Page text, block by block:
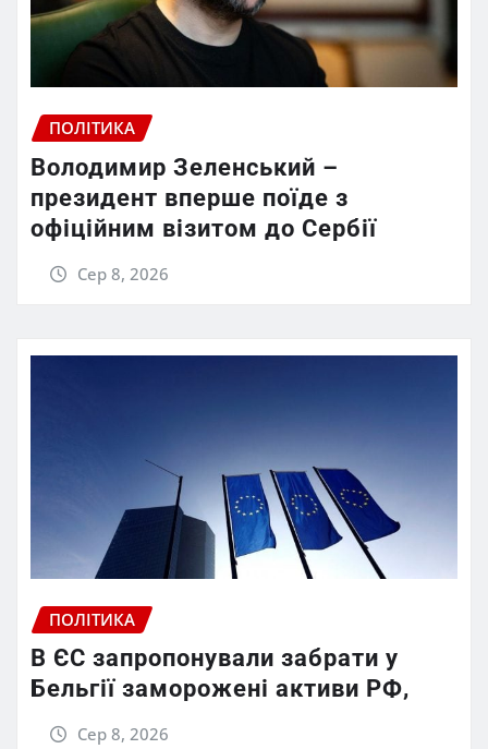
ПОЛІТИКА
Володимир Зеленський –
президент вперше поїде з
офіційним візитом до Сербії
Сер 8, 2026
ПОЛІТИКА
В ЄС запропонували забрати у
Бельгії заморожені активи РФ,
Сер 8, 2026